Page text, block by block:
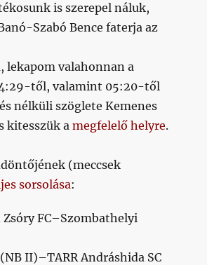
is szerepel náluk,
Szabó Bence faterja az
lekapom valahonnan a
től, valamint 05:20-től
nélküli szöglete Kemenes
kitesszük amegfelelő helyre.
(meccsek
sorsolása:
Zsóry FC–Szombathelyi
II)–TARR Andráshida SC